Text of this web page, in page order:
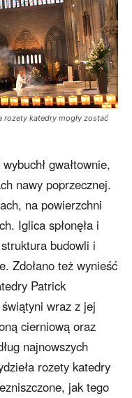
rozety katedry mogły zostać
gwałtownie,
nawy poprzecznej.
na powierzchni
Iglica spłonęła i
budowli i
Zdołano też wynieść
Patrick
wraz z jej
cierniową oraz
najnowszych
rozety katedry
jak tego